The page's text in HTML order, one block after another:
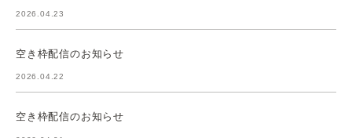
2026.04.23
空き枠配信のお知らせ
2026.04.22
空き枠配信のお知らせ